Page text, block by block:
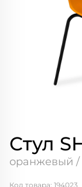
Стул
оранжевый
Код товара: 194023